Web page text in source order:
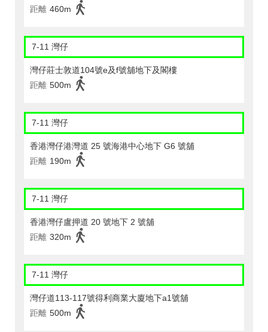
距離 460m
7-11 灣仔
灣仔莊士敦道104號e及f號舖地下及閣樓
距離 500m
7-11 灣仔
香港灣仔港灣道 25 號海港中心地下 G6 號舖
距離 190m
7-11 灣仔
香港灣仔盧押道 20 號地下 2 號舖
距離 320m
7-11 灣仔
灣仔道113-117號得利商業大廈地下a1號舖
距離 500m